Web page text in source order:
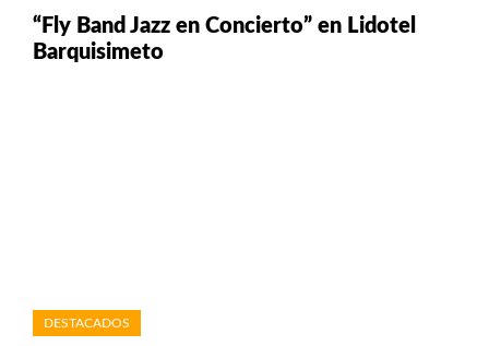
“Fly Band Jazz en Concierto” en Lidotel
Barquisimeto
DESTACADOS